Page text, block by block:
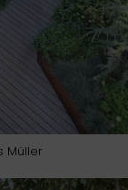
Müller